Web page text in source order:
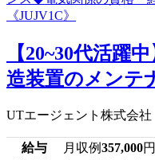
【20~30代活躍
造装置のメンテ
UTエージェント株式会社
給与 月収例357,000円